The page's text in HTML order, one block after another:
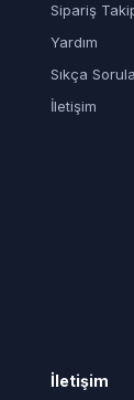
Sipariş
Yardım
Sıkça
İletişim
İletişim